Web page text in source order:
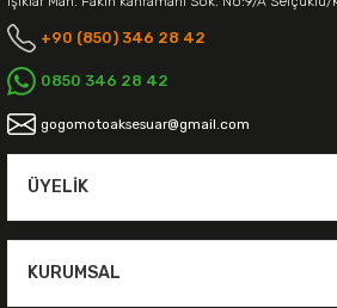
+90 (850) 346 28 42
0850 346 28 42
gogomotoaksesuar@gmail.com
ÜYELIK
KURUMSAL